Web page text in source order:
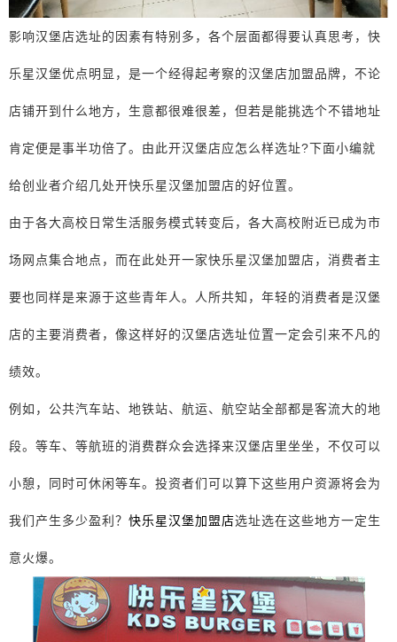
影响汉堡店选址的因素有特别多，各个层面都得要认真思考，快
乐星汉堡优点明显，是一个经得起考察的汉堡店加盟品牌，不论
店铺开到什么地方，生意都很难很差，但若是能挑选个不错地址
肯定便是事半功倍了。由此开汉堡店应怎么样选址?下面小编就
给创业者介绍几处开快乐星汉堡加盟店的好位置。
由于各大高校日常生活服务模式转变后，各大高校附近已成为市
场网点集合地点，而在此处开一家快乐星汉堡加盟店，消费者主
要也同样是来源于这些青年人。人所共知，年轻的消费者是汉堡
店的主要消费者，像这样好的汉堡店选址位置一定会引来不凡的
绩效。
例如，公共汽车站、地铁站、航运、航空站全部都是客流大的地
段。等车、等航班的消费群众会选择来汉堡店里坐坐，不仅可以
小憩，同时可休闲等车。投资者们可以算下这些用户资源将会为
我们产生多少盈利？ 快乐星汉堡加盟店选址选在这些地方一定生
意火爆。